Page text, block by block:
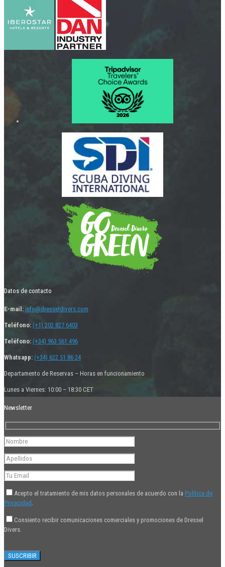
Datos de contacto
E-mail: info@dresseldivers.com
Teléfono: (+1) 202 827 6403
Teléfono: (+34) 963 561 496
Whatsapp: (+34) 622 51 86 24
Departamento de Reservas – Horas en funcionamiento
Lunes a Viernes: 10:00 – 18:30 CET
Newsletter
Acepto el tratamiento de mis datos personales de acuerdo con la Política de
Privacidad .
Consiento recibir comunicaciones comerciales y promociones de Dressel
Divers.